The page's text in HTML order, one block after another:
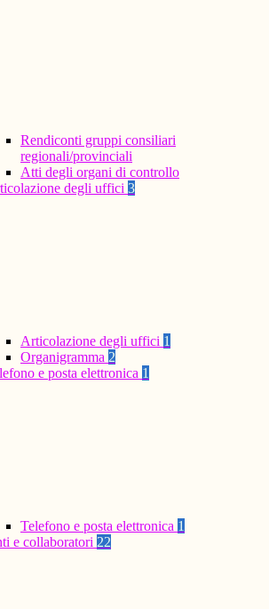
Rendiconti gruppi consiliari
regionali/provinciali
Atti degli organi di controllo
degli uffici 3
Articolazione degli uffici 1
Organigramma 2
e posta elettronica 1
Telefono e posta elettronica 1
e collaboratori 22